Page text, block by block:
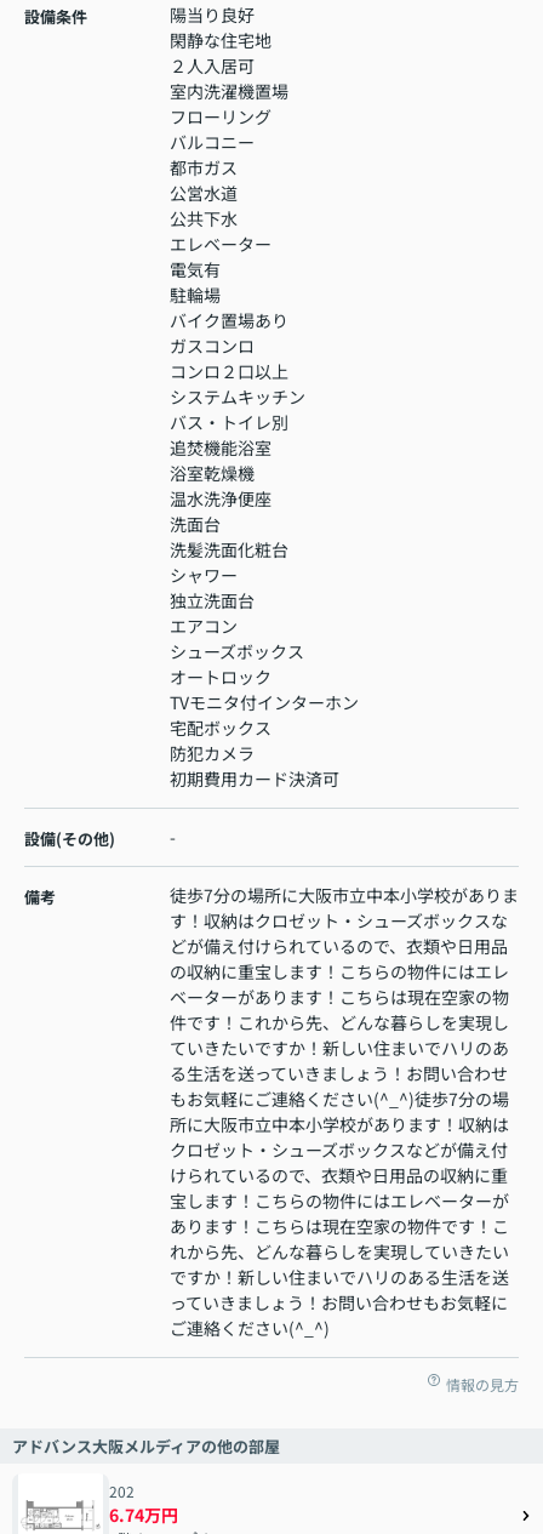
設備条件
陽当り良好
閑静な住宅地
２人入居可
室内洗濯機置場
フローリング
バルコニー
都市ガス
公営水道
公共下水
エレベーター
電気有
駐輪場
バイク置場あり
ガスコンロ
コンロ２口以上
システムキッチン
バス・トイレ別
追焚機能浴室
浴室乾燥機
温水洗浄便座
洗面台
洗髪洗面化粧台
シャワー
独立洗面台
エアコン
シューズボックス
オートロック
TVモニタ付インターホン
宅配ボックス
防犯カメラ
初期費用カード決済可
設備(その他) -
備考
徒歩7分の場所に大阪市立中本小学校がありま
す！収納はクロゼット・シューズボックスな
どが備え付けられているので、衣類や日用品
の収納に重宝します！こちらの物件にはエレ
ベーターがあります！こちらは現在空家の物
件です！これから先、どんな暮らしを実現し
ていきたいですか！新しい住まいでハリのあ
る生活を送っていきましょう！お問い合わせ
もお気軽にご連絡ください(^_^)徒歩7分の場
所に大阪市立中本小学校があります！収納は
クロゼット・シューズボックスなどが備え付
けられているので、衣類や日用品の収納に重
宝します！こちらの物件にはエレベーターが
あります！こちらは現在空家の物件です！こ
れから先、どんな暮らしを実現していきたい
ですか！新しい住まいでハリのある生活を送
っていきましょう！お問い合わせもお気軽に
ご連絡ください(^_^)
情報の見方
アドバンス大阪メルディアの他の部屋
202
6.74万円